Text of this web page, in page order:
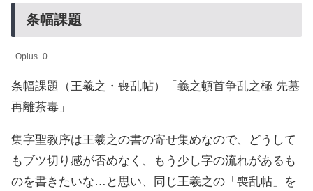
条幅課題
Oplus_0
条幅課題（王羲之・喪乱帖）「義之頓首争乱之極 先墓
再離茶毒」
集字聖教序は王羲之の書の寄せ集めなので、どうして
もブツ切り感が否めなく、もう少し字の流れがあるも
のを書きたいな…と思い、同じ王羲之の「喪乱帖」を